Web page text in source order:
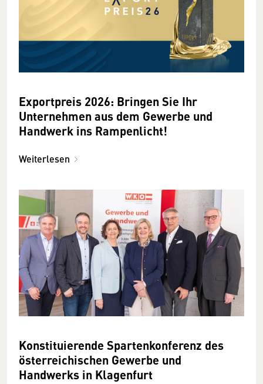
Exportpreis 2026: Bringen Sie Ihr
Unternehmen aus dem Gewerbe und
Handwerk ins Rampenlicht!
Weiterlesen
Konstituierende Spartenkonferenz des
österreichischen Gewerbe und
Handwerks in Klagenfurt